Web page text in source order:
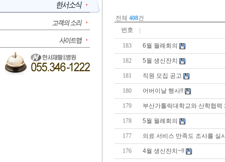
전체 408건
번호
183 6월 월례회의
182 5월 생신잔치
181 직원 모집 공고
180 어버이날 행사!!
179 부산가톨릭대학교와 산학협력
178 5월 월례회의
177 의료 서비스 만족도 조사를 실
176 4월 생신잔치~!!